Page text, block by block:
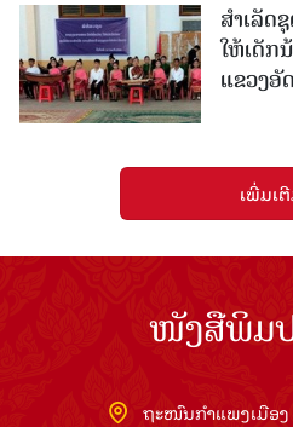
ສຳເລັດ
ໃຫ້ເດັກ
ແຂວງອັ
ເພີ່ມເ
ໜັງສືພິມ
ຖະໜົນກຳແພງເມືອ